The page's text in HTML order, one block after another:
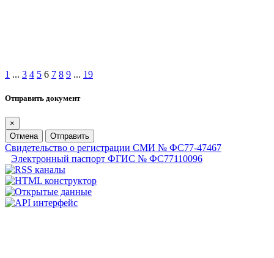
1 ... 3 4 5 6 7 8 9 ... 19
Отправить документ
×
Отмена
Отправить
Свидетельство о регистрации СМИ № ФС77-47467
Электронный паспорт ФГИС № ФС77110096